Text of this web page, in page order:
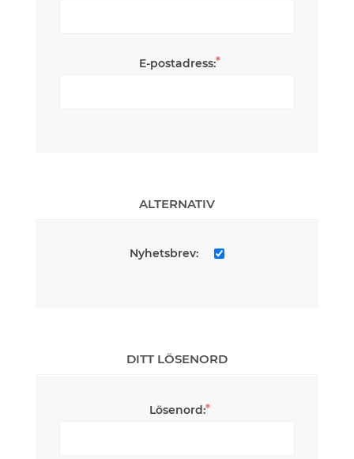
E-postadress:*
ALTERNATIV
Nyhetsbrev:
DITT LÖSENORD
Lösenord:*